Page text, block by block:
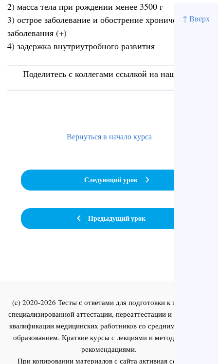
↑ Вверх
2) масса тела при рождении менее 3500 г
3) острое заболевание и обострение хронического
заболевания (+)
4) задержка внутриутробного развития
Поделитесь с коллегами ссылкой на наш сайт
Предыдущий урок
Вернуться в начало курса
Следующий урок
(c) 2020-2026 Тесты с ответами для подготовки к первичной
специализированной аттестации, переаттестации и повышения
квалификации медицинских работников со средним и высшим
образованием. Краткие курсы с лекциями и методическими
рекомендациями.
При копировании материалов с сайта активная ссылка на